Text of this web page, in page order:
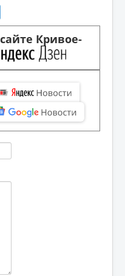
Кривое-